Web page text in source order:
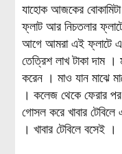
যাহোক আজকের
ফ্লাট আর নিচতলার
আগে আমরা এই ফ্লাটে
তেত্রিশ লাখ টাকা দাম ।
করেন । মাও যান মাঝে
। কলেজ থেকে ফেরার
গোসল করে খাবার
। খাবার টেবিলে বসেই ।